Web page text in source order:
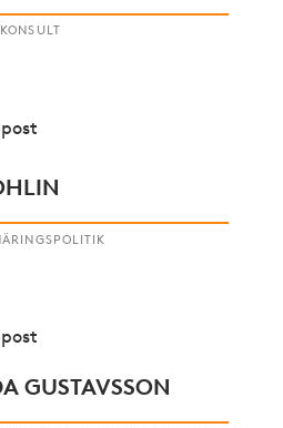
GUSTAVSSON